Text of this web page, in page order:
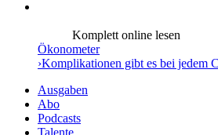
Komplett online lesen
Ökonometer
›Komplikationen gibt es bei jedem
Ausgaben
Abo
Podcasts
Talente